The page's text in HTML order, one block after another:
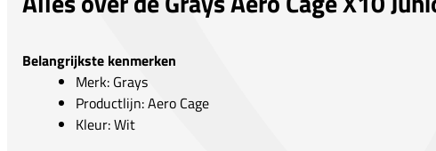
Belangrijkste kenmerken
Merk: Grays
Productlijn: Aero Cage
Kleur: Wit